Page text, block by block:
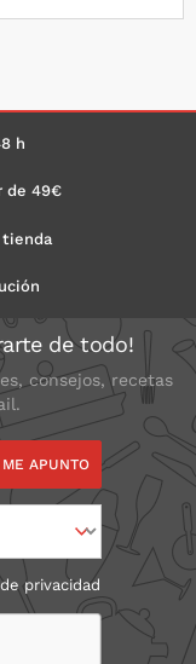
h
de 49€
tienda
de todo!
consejos, recetas
privacidad